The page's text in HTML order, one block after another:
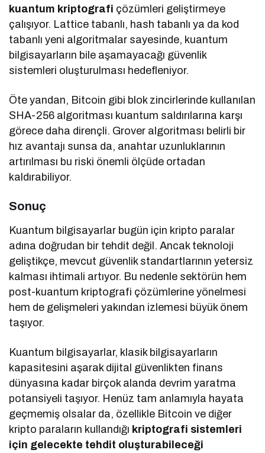
kuantum kriptografi çözümleri geliştirmeye
çalışıyor. Lattice tabanlı, hash tabanlı ya da kod
tabanlı yeni algoritmalar sayesinde, kuantum
bilgisayarların bile aşamayacağı güvenlik
sistemleri oluşturulması hedefleniyor.
Öte yandan, Bitcoin gibi blok zincirlerinde kullanılan
SHA-256 algoritması kuantum saldırılarına karşı
görece daha dirençli. Grover algoritması belirli bir
hız avantajı sunsa da, anahtar uzunluklarının
artırılması bu riski önemli ölçüde ortadan
kaldırabiliyor.
Sonuç
Kuantum bilgisayarlar bugün için kripto paralar
adına doğrudan bir tehdit değil. Ancak teknoloji
geliştikçe, mevcut güvenlik standartlarının yetersiz
kalması ihtimali artıyor. Bu nedenle sektörün hem
post-kuantum kriptografi çözümlerine yönelmesi
hem de gelişmeleri yakından izlemesi büyük önem
taşıyor.
Kuantum bilgisayarlar, klasik bilgisayarların
kapasitesini aşarak dijital güvenlikten finans
dünyasına kadar birçok alanda devrim yaratma
potansiyeli taşıyor. Henüz tam anlamıyla hayata
geçmemiş olsalar da, özellikle Bitcoin ve diğer
kripto paraların kullandığı kriptografi sistemleri
için gelecekte tehdit oluşturabileceği